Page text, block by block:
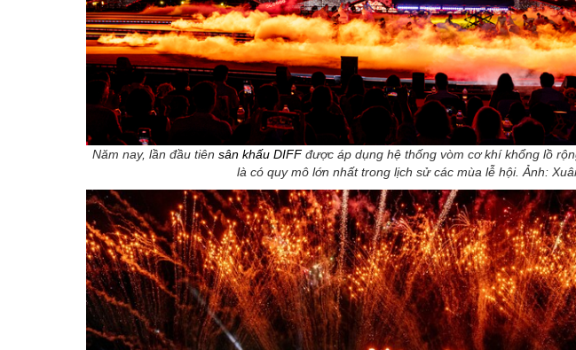
Năm nay, lần đầu tiên sân khấu DIFFđược áp dụng hệ thống vòm cơ khí khổng lồ
là có quy mô lớn nhất trong lịch sử các mùa lễ hội. Ảnh: